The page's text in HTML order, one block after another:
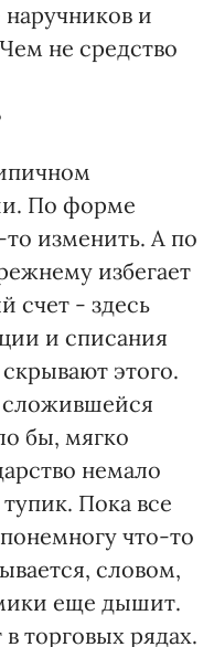
и
не средство
По форме
изменить. А по
избегает
счет - здесь
и списания
этого.
сложившейся
бы, мягко
немало
Пока все
что-то
словом,
еще дышит.
торговых рядах.